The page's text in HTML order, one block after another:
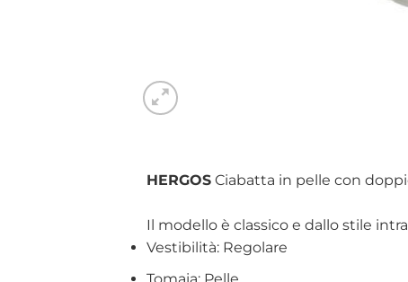
HERGOS Ciabatta in pelle con
Il modello è classico e dallo stile
Vestibilità: Regolare